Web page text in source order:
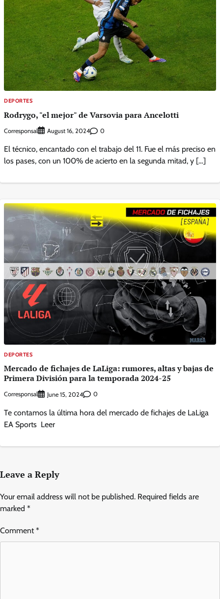
DEPORTES
Rodrygo, "el mejor" de Varsovia para Ancelotti
Corresponsal August 16, 2024 0
El técnico, encantado con el trabajo del 11. Fue el más preciso en
los pases, con un 100% de acierto en la segunda mitad, y […]
DEPORTES
Mercado de fichajes de LaLiga: rumores, altas y bajas de
Primera División para la temporada 2024-25
Corresponsal June 15, 2024 0
Te contamos la última hora del mercado de fichajes de LaLiga
EA Sports Leer
Leave a Reply
Your email address will not be published. Required fields are
marked *
Comment*